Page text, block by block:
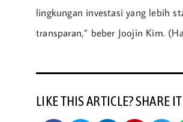
lingkungan investasi yang lebih
transparan,” beber Joojin Kim.
LIKE THIS ARTICLE? SHARE IT